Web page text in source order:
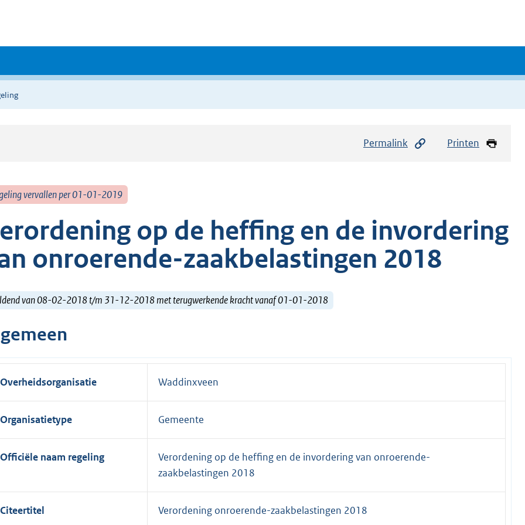
Permalink Printen
vervallen per 01-01-2019
op de heffing en de invordering
onroerende-zaakbelastingen 2018
van 08-02-2018 t/m 31-12-2018 met terugwerkende kracht vanaf 01-01-2018
Overheidsorganisatie Waddinxveen
Organisatietype Gemeente
Officiële naam regeling
Verordening op de heffing en de invordering van onroerende-
zaakbelastingen 2018
Citeertitel Verordening onroerende-zaakbelastingen 2018